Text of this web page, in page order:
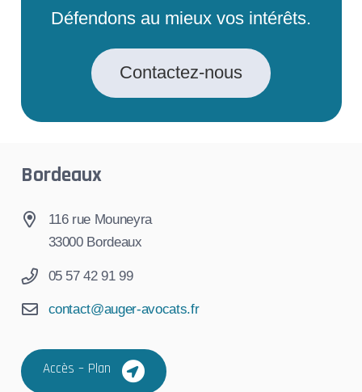
Défendons au mieux vos intérêts.
Contactez-nous
Bordeaux
116 rue Mouneyra
33000 Bordeaux
05 57 42 91 99
contact@auger-avocats.fr
Accès – Plan